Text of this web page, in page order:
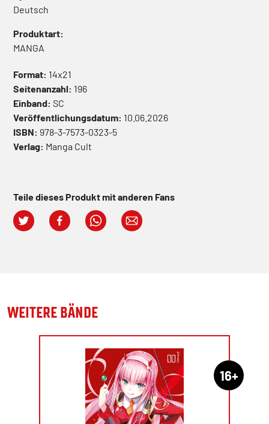
Deutsch
Produktart:
MANGA
Format: 14x21
Seitenanzahl: 196
Einband: SC
Veröffentlichungsdatum: 10.06.2026
ISBN: 978-3-7573-0323-5
Verlag: Manga Cult
Teile dieses Produkt mit anderen Fans
WEITERE BÄNDE
16+